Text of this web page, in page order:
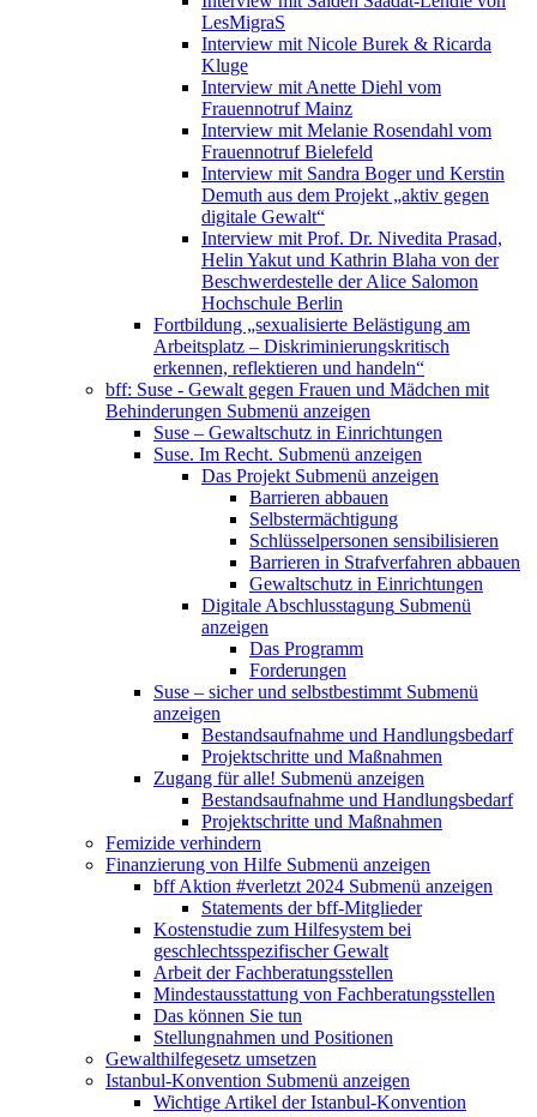
LesMigraS
Interview mit Nicole Burek & Ricarda
Kluge
Interview mit Anette Diehl vom
Frauennotruf Mainz
Interview mit Melanie Rosendahl vom
Frauennotruf Bielefeld
Interview mit Sandra Boger und Kerstin
Demuth aus dem Projekt „aktiv gegen
digitale Gewalt“
Interview mit Prof. Dr. Nivedita Prasad,
Helin Yakut und Kathrin Blaha von der
Beschwerdestelle der Alice Salomon
Hochschule Berlin
Fortbildung „sexualisierte Belästigung am
Arbeitsplatz – Diskriminierungskritisch
erkennen, reflektieren und handeln“
bff: Suse - Gewalt gegen Frauen und Mädchen mit
Behinderungen Submenü anzeigen
Suse – Gewaltschutz in Einrichtungen
Suse. Im Recht. Submenü anzeigen
Das Projekt Submenü anzeigen
Barrieren abbauen
Selbstermächtigung
Schlüsselpersonen sensibilisieren
Barrieren in Strafverfahren abbauen
Gewaltschutz in Einrichtungen
Digitale Abschlusstagung Submenü
anzeigen
Das Programm
Forderungen
Suse – sicher und selbstbestimmt Submenü
anzeigen
Bestandsaufnahme und Handlungsbedarf
Projektschritte und Maßnahmen
Zugang für alle! Submenü anzeigen
Bestandsaufnahme und Handlungsbedarf
Projektschritte und Maßnahmen
Femizide verhindern
Finanzierung von Hilfe Submenü anzeigen
bff Aktion #verletzt 2024 Submenü anzeigen
Statements der bff-Mitglieder
Kostenstudie zum Hilfesystem bei
geschlechtsspezifischer Gewalt
Arbeit der Fachberatungsstellen
Mindestausstattung von Fachberatungsstellen
Das können Sie tun
Stellungnahmen und Positionen
Gewalthilfegesetz umsetzen
Istanbul-Konvention Submenü anzeigen
Wichtige Artikel der Istanbul-Konvention